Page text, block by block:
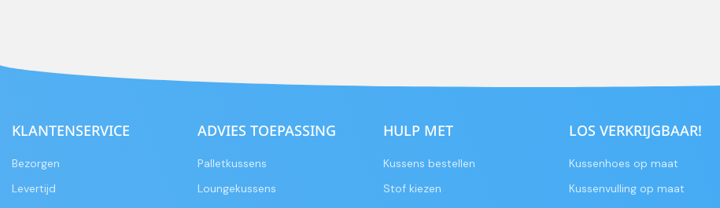
KLANTENSERVICE
Bezorgen
Levertijd
ADVIES TOEPASSING
Palletkussens
Loungekussens
HULP MET
Kussens bestellen
Stof kiezen
LOS VERKRIJGBAAR!
Kussenhoes op maat
Kussenvulling op maat